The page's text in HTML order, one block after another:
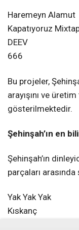
Haremeyn Alamut
Kapatıyoruz
DEEV
666
Bu projeler,
arayışını ve
gösterilmektedir.
Şehinşah’ın en
Şehinşah’ın
parçaları
Yak Yak Yak
Kıskanç